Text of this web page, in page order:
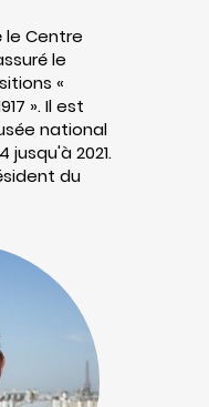
le Centre
le
«
». Il est
national
jusqu'à 2021.
du